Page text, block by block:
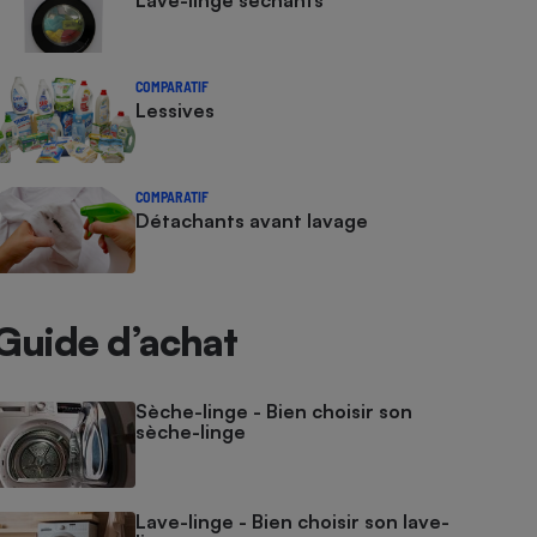
COMPARATIF
Lessives
COMPARATIF
Détachants avant lavage
d’achat
Sèche-linge - Bien choisir son
sèche-linge
Lave-linge - Bien choisir son lave-